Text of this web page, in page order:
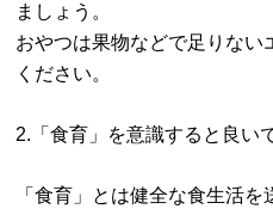
ましょう。
おやつは果物などで足りない
ください。
2.「食育」を意識すると良い
「食育」とは健全な食生活を